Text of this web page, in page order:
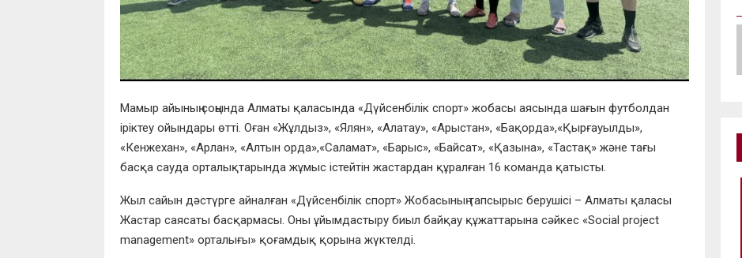
Мамыр айының соңында Алматы қаласында «Дүйсенбілік спорт» жобасы аясында шағын футболдан
іріктеу ойындары өтті. Оған «Жұлдыз», «Ялян», «Алатау», «Арыстан», «Бақорда»,«Қырғауылды»,
«Кенжехан», «Арлан», «Алтын орда»,«Саламат», «Барыс», «Байсат», «Қазына», «Тастақ» және тағы
басқа сауда орталықтарында жұмыс істейтін жастардан құралған 16 команда қатысты.
Жыл сайын дәстүрге айналған «Дүйсенбілік спорт» Жобасының тапсырыс берушісі – Алматы қаласы
Жастар саясаты басқармасы. Оны ұйымдастыру биыл байқау құжаттарына сәйкес «Social project
management» орталығы» қоғамдық қорына жүктелді.